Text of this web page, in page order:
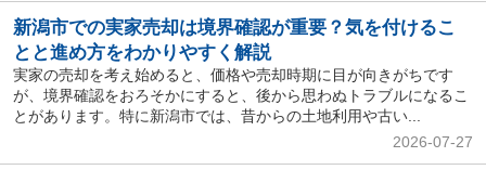
新潟市での実家売却は境界確認が重要？気を付けるこ
とと進め方をわかりやすく解説
実家の売却を考え始めると、価格や売却時期に目が向きがちです
が、境界確認をおろそかにすると、後から思わぬトラブルになるこ
とがあります。特に新潟市では、昔からの土地利用や古い...
2026-07-27